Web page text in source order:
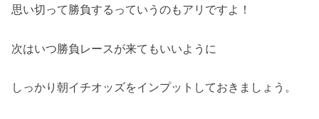
思い切って勝負するっていうのもアリですよ！
次はいつ勝負レースが来てもいいように
しっかり朝イチオッズをインプットしておきましょう。